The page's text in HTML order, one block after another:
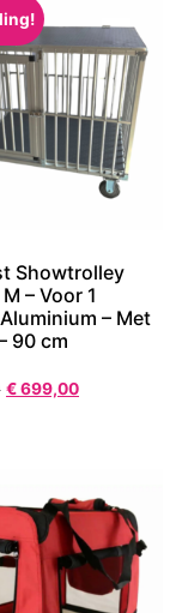
Showtrolley
– Voor 1
– Met
90 cm
€699,00